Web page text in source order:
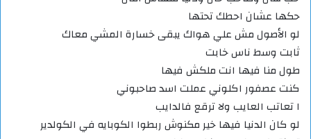
حكها عشان احطك تحتها
لو الأصول مش علي هواك يبقى خسارة المشي معاك
ثابت وسط ناس خابت
طول منا فيها انت ملكش فيها
كنت عصفور اكلوني عملت اسد صاحبوني
ا تعاتب العايب ولا ترقع فالدايب
لو كان الدنيا فيها خير مكنوش ربطوا الكوبايه في الكولدير